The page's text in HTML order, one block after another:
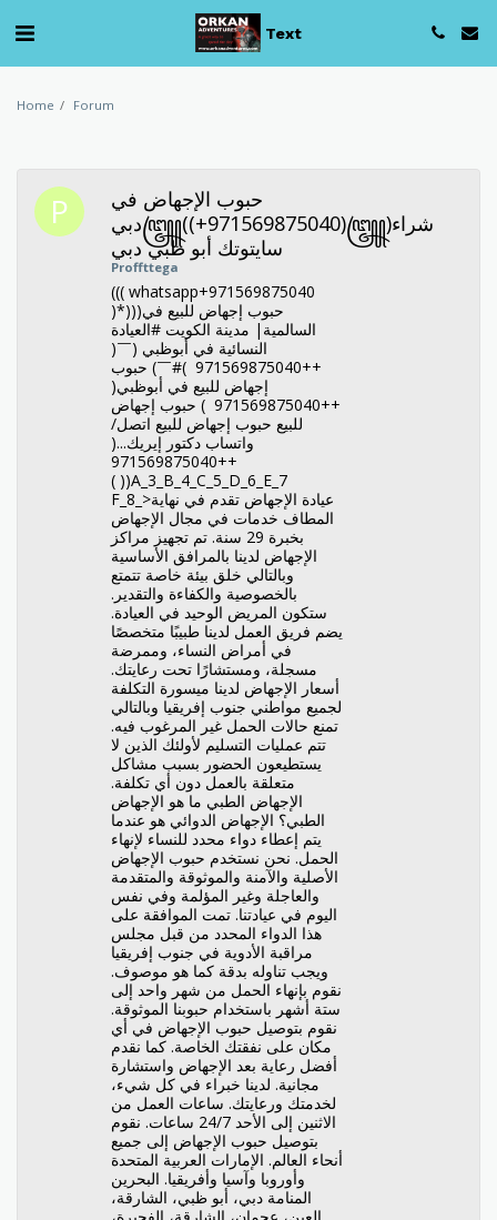
Text
Home Forum
حبوب الإجهاض في
دبي꧅((+971569875040)꧅)شراء
سايتوتك أبو ظبي دبي
Proffttega
((( whatsapp+971569875040
)*)))حبوب إجهاض للبيع في
السالمية| مدينة الكويت #العيادة
النسائية في أبوظبي (￣(
++971569875040 )#￣) حبوب
إجهاض للبيع في أبوظبي(
++971569875040 ) حبوب إجهاض
للبيع حبوب إجهاض للبيع اتصل/
واتساب دكتور إيريك...(
++971569875040
)))A_3_B_4_C_5_D_6_E_7
F_8_>عيادة الإجهاض تقدم في نهاية
المطاف خدمات في مجال الإجهاض
بخبرة 29 سنة. تم تجهيز مراكز
الإجهاض لدينا بالمرافق الأساسية
وبالتالي خلق بيئة خاصة تتمتع
بالخصوصية والكفاءة والتقدير.
ستكون المريض الوحيد في العيادة.
يضم فريق العمل لدينا طبيبًا متخصصًا
في أمراض النساء، وممرضة
مسجلة، ومستشارًا تحت رعايتك.
أسعار الإجهاض لدينا ميسورة التكلفة
لجميع مواطني جنوب إفريقيا وبالتالي
تمنع حالات الحمل غير المرغوب فيه.
تتم عمليات التسليم لأولئك الذين لا
يستطيعون الحضور بسبب مشاكل
متعلقة بالعمل دون أي تكلفة.
الإجهاض الطبي ما هو الإجهاض
الطبي؟ الإجهاض الدوائي هو عندما
يتم إعطاء دواء محدد للنساء لإنهاء
الحمل. نحن نستخدم حبوب الإجهاض
الأصلية والآمنة والموثوقة والمتقدمة
والعاجلة وغير المؤلمة وفي نفس
اليوم في عيادتنا. تمت الموافقة على
هذا الدواء المحدد من قبل مجلس
مراقبة الأدوية في جنوب إفريقيا
ويجب تناوله بدقة كما هو موصوف.
نقوم بإنهاء الحمل من شهر واحد إلى
ستة أشهر باستخدام حبوبنا الموثوقة.
نقوم بتوصيل حبوب الإجهاض في أي
مكان على نفقتك الخاصة. كما نقدم
أفضل رعاية بعد الإجهاض واستشارة
مجانية. لدينا خبراء في كل شيء،
لخدمتك ورعايتك. ساعات العمل من
الاثنين إلى الأحد 24/7 ساعات. نقوم
بتوصيل حبوب الإجهاض إلى جميع
أنحاء العالم. الإمارات العربية المتحدة
وأوروبا وآسيا وأفريقيا. البحرين
المنامة دبي، أبو ظبي، الشارقة،